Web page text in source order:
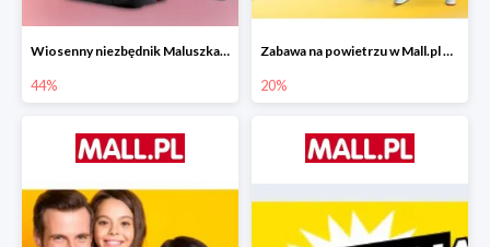
Wiosenny niezbędnik Maluszka w Mall.pl do -44%
44%
Zabawa na powietrzu w Mall.pl do -20%
20%